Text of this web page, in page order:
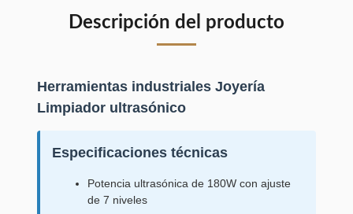
Descripción del producto
Herramientas industriales Joyería
Limpiador ultrasónico
Especificaciones técnicas
Potencia ultrasónica de 180W con ajuste
de 7 niveles